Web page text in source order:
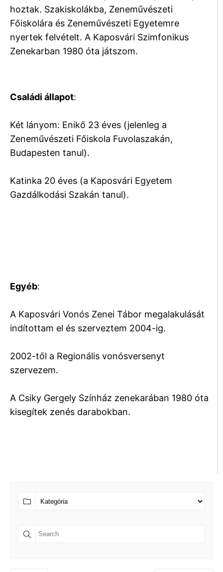
hoztak. Szakiskolákba, Zeneművészeti
Főiskolára és Zeneművészeti Egyetemre
nyertek felvételt. A Kaposvári Szimfonikus
Zenekarban 1980 óta játszom.
Családi állapot:
Két lányom: Enikő 23 éves (jelenleg a
Zeneművészeti Főiskola Fuvolaszakán,
Budapesten tanul).
Katinka 20 éves (a Kaposvári Egyetem
Gazdálkodási Szakán tanul).
Egyéb:
A Kaposvári Vonós Zenei Tábor megalakulását
indítottam el és szerveztem 2004-ig.
2002-től a Regionális vonósversenyt
szervezem.
A Csiky Gergely Színház zenekarában 1980 óta
kisegítek zenés darabokban.